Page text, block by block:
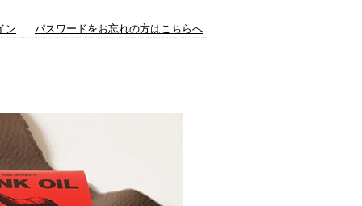
ン パスワードをお忘れの方はこちらへ